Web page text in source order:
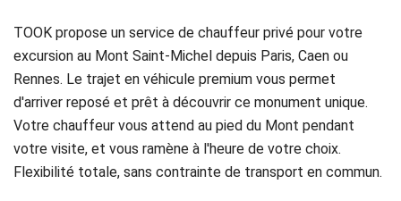
CGV
Politique
de
confidentialité
TOOK propose un service de chauffeur privé pour votre
excursion au Mont Saint-Michel depuis Paris, Caen ou
Rennes. Le trajet en véhicule premium vous permet
d'arriver reposé et prêt à découvrir ce monument unique.
Votre chauffeur vous attend au pied du Mont pendant
votre visite, et vous ramène à l'heure de votre choix.
Flexibilité totale, sans contrainte de transport en commun.